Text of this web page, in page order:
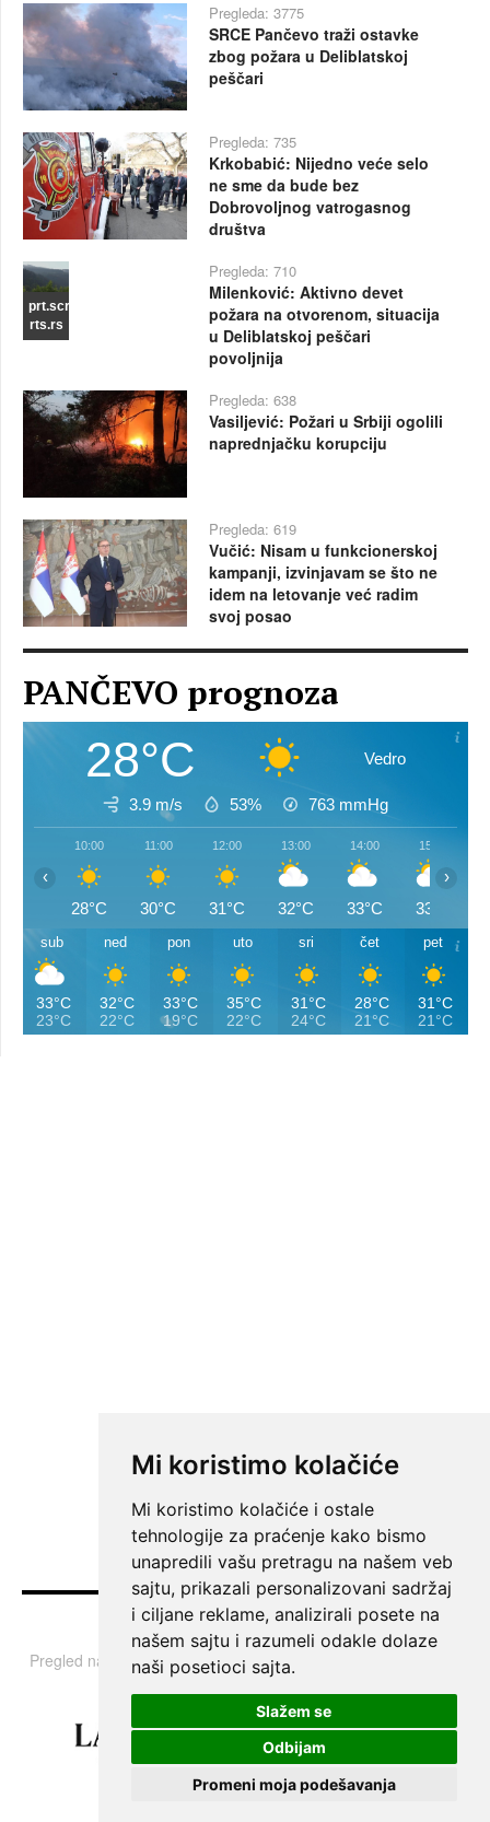
Mi koristimo kolačiće
Mi koristimo kolačiće i ostale
tehnologije za praćenje kako bismo
unapredili vašu pretragu na našem veb
sajtu, prikazali personalizovani sadržaj
i ciljane reklame, analizirali posete na
našem sajtu i razumeli odakle dolaze
naši posetioci sajta.
Slažem se
Odbijam
Promeni moja podešavanja
Pregleda: 3775
SRCE Pančevo traži ostavke
zbog požara u Deliblatskoj
peščari
Pregleda: 735
Krkobabić: Nijedno veće selo
ne sme da bude bez
Dobrovoljnog vatrogasnog
društva
prt.scr
rts.rs
Pregleda: 710
Milenković: Aktivno devet
požara na otvorenom, situacija
u Deliblatskoj peščari
povoljnija
Pregleda: 638
Vasiljević: Požari u Srbiji ogolili
naprednjačku korupciju
Pregleda: 619
Vučić: Nisam u funkcionerskoj
kampanji, izvinjavam se što ne
idem na letovanje već radim
svoj posao
PANČEVO prognoza
28°C Vedro
3.9 m/s 53% 763 mmHg
10:00
28°C
11:00
30°C
12:00
31°C
13:00
32°C
14:00
33°C
15:00
33°C
‹ ›
sub
33°C
23°C
ned
32°C
22°C
pon
33°C
19°C
uto
35°C
22°C
sri
31°C
24°C
čet
28°C
21°C
pet
31°C
21°C
Vesti
Pregled najvažnijih informacija i tema iz Srbije, regiona i sveta.